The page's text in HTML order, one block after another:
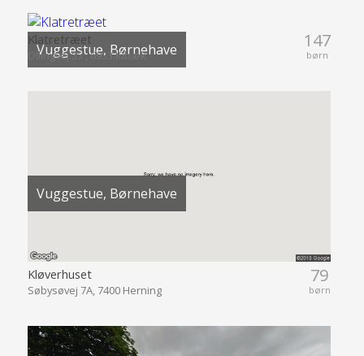
Vuggestue, Børnehave 147
børn
Klatretræet
Ollingvej 55 , 6933 Kibæk
Vuggestue, Børnehave
79
børn
Kløverhuset
Søbysøvej 7A, 7400 Herning